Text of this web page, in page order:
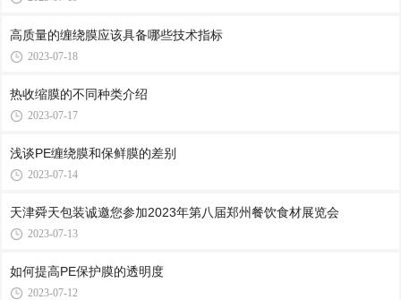
高质量的缠绕膜应该具备哪些技术指标
2023-07-18
热收缩膜的不同种类介绍
2023-07-17
浅谈PE缠绕膜和保鲜膜的差别
2023-07-14
天津舜天包装诚邀您参加2023年第八届郑州餐饮食材展览会
2023-07-13
如何提高PE保护膜的透明度
2023-07-12